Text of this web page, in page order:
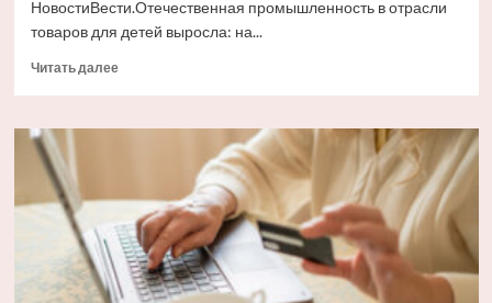
НовостиВести.Отечественная промышленность в отрасли
товаров для детей выросла: на...
Читать далееПрочитать
Сенатор
развивается
индустрия
детских
товаров
в
России